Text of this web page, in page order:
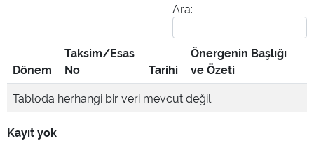
Ara:
Dönem
Taksim/Esas
No
Tarihi
Önergenin Başlığı
ve Özeti
Tabloda herhangi bir veri mevcut değil
Kayıt yok